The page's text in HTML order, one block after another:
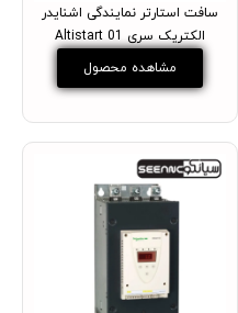
سافت استارتر نمایندگی اشنایدر
الکتریک سری Altistart 01
مشاهده محصول